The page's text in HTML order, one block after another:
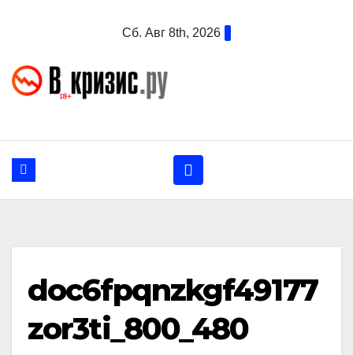
Сб. Авг 8th, 2026
doc6fpqnzkgf49177
zor3ti_800_480